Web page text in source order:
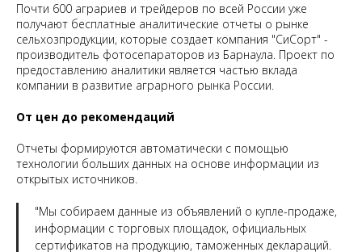
Почти 600 аграриев и трейдеров по всей России уже
получают бесплатные аналитические отчеты о рынке
сельхозпродукции, которые создает компания "СиСорт" -
производитель фотосепараторов из Барнаула. Проект по
предоставлению аналитики является частью вклада
компании в развитие аграрного рынка России.
От цен до рекомендаций
Отчеты формируются автоматически с помощью
технологии больших данных на основе информации из
открытых источников.
"Мы собираем данные из объявлений о купле-продаже,
информации с торговых площадок, официальных
сертификатов на продукцию, таможенных деклараций.